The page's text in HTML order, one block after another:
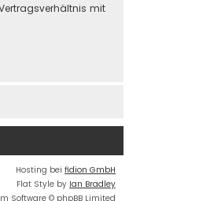
mit
Hosting bei fidion GmbH
Flat Style by Ian Bradley
Software © phpBB Limited